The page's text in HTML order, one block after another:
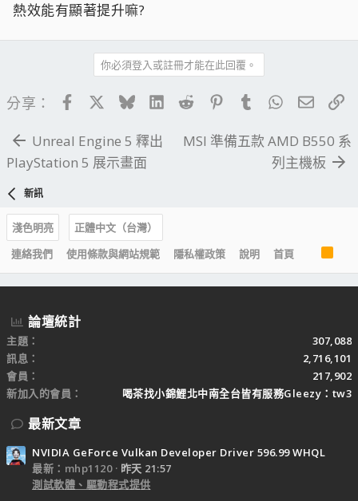
熱效能有顯著提升嘛?
你必須登入或註冊才能在此回覆。
分享： FacebookBlueskyLinkedIn
Reddit PinterestTumblrWhatsApp
電子
Unreal Engine 5 釋出
PlayStation 5 展示畫面
MSI 準備五款 AMD B550 系
列主機板
新訊
淺色明亮
正體中文（台灣）
連絡我們
使用條款與網站規範 隱私權政策 說明 首頁
S
論壇統計
主題
307,088
訊息
2,716,101
會員
217,902
新加入的會員
喝茶找小錦鯉北中南全台皆有服務Gleezy：tw3
最新文章
NVIDIA GeForce Vulkan Developer Driver 596.99 WHQL
最新：mhp1120
昨天 21:57
測試軟體、驅動程式提供